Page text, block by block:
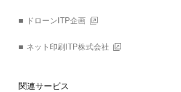
ドローンITP企画
ネット印刷ITP株式会社
関連サービス